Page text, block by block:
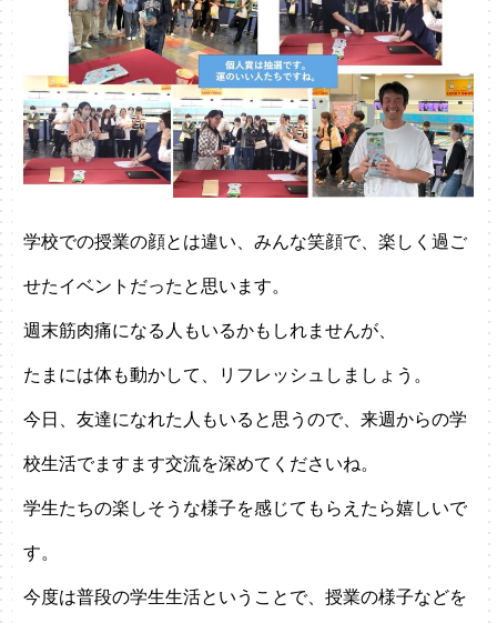
学校での授業の顔とは違い、みんな笑顔で、楽しく過ご
せたイベントだったと思います。
週末筋肉痛になる人もいるかもしれませんが、
たまには体も動かして、リフレッシュしましょう。
今日、友達になれた人もいると思うので、来週からの学
校生活でますます交流を深めてくださいね。
学生たちの楽しそうな様子を感じてもらえたら嬉しいで
す。
今度は普段の学生生活ということで、授業の様子などを